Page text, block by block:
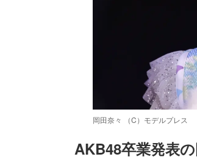
岡田奈々 （C）モデルプレス
AKB48卒業発表